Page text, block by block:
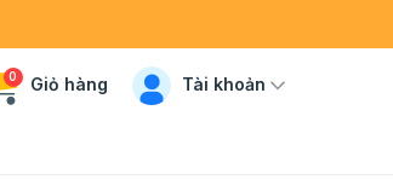
0 Giỏ hàng Tài khoản